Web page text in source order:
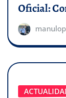
Oficial: